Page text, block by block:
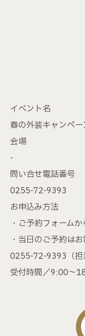
イベント名
春の外装キャンペー
会場
-
問い合せ電話番号
0255-72-9393
お申込み方法
・ご予約フォーム
・当日のご予約は
0255-72-9393 （
受付時間／9:00～